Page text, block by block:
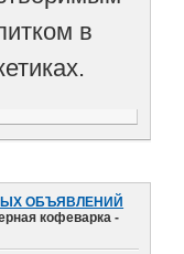
в
ОБЪЯВЛЕНИЙ
кофеварка -